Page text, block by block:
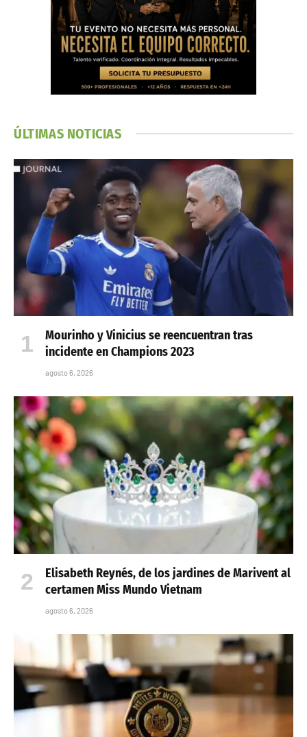
ÚLTIMAS NOTICIAS
Mourinho y Vinicius se reencuentran tras
incidente en Champions 2023
agosto 6, 2026
Elisabeth Reynés, de los jardines de Marivent al
certamen Miss Mundo Vietnam
agosto 6, 2026